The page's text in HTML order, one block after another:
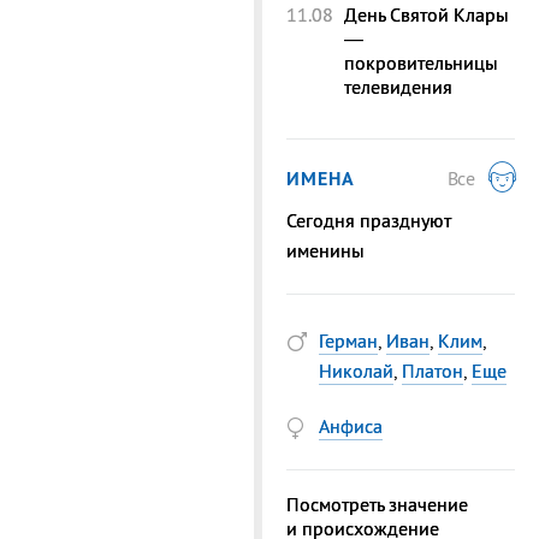
11.08 День Святой Клары
—
покровительницы
телевидения
ИМЕНА
Все
Сегодня празднуют
именины
Герман, Иван, Клим,
Николай, Платон, Еще
Анфиса
Посмотреть значение
и происхождение